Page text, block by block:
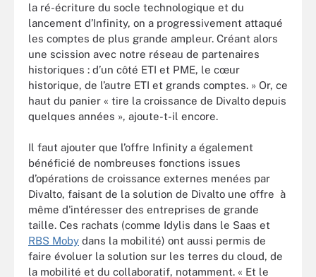
la ré-écriture du socle technologique et du
lancement d’Infinity, on a progressivement attaqué
les comptes de plus grande ampleur. Créant alors
une scission avec notre réseau de partenaires
historiques : d’un côté ETI et PME, le cœur
historique, de l’autre ETI et grands comptes. » Or, ce
haut du panier « tire la croissance de Divalto depuis
quelques années », ajoute-t-il encore.
Il faut ajouter que l’offre Infinity a également
bénéficié de nombreuses fonctions issues
d’opérations de croissance externes menées par
Divalto, faisant de la solution de Divalto une offre à
même d'intéresser des entreprises de grande
taille. Ces rachats (comme Idylis dans le Saas et
RBS Moby dans la mobilité) ont aussi permis de
faire évoluer la solution sur les terres du cloud, de
la mobilité et du collaboratif, notamment. « Et le